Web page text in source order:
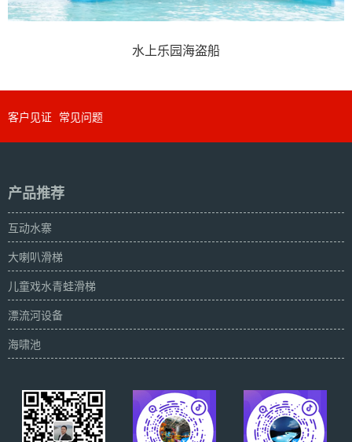
客户见证 常见问题
产品推荐
互动水寨
大喇叭滑梯
儿童戏水青蛙滑梯
漂流河设备
海啸池